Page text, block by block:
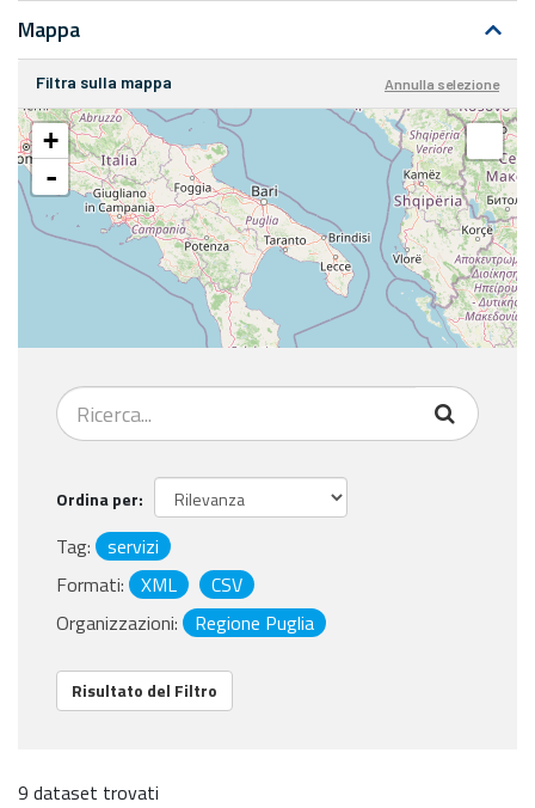
Mappa
Filtra sulla mappa Annulla selezione
+
-
Ordina per
Tag:
servizi
Formati:
XML
CSV
Organizzazioni:
Regione Puglia
Risultato del Filtro
9 dataset trovati